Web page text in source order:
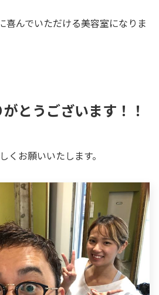
喜んでいただける美容室になりま
とうございます！！
くお願いいたします。